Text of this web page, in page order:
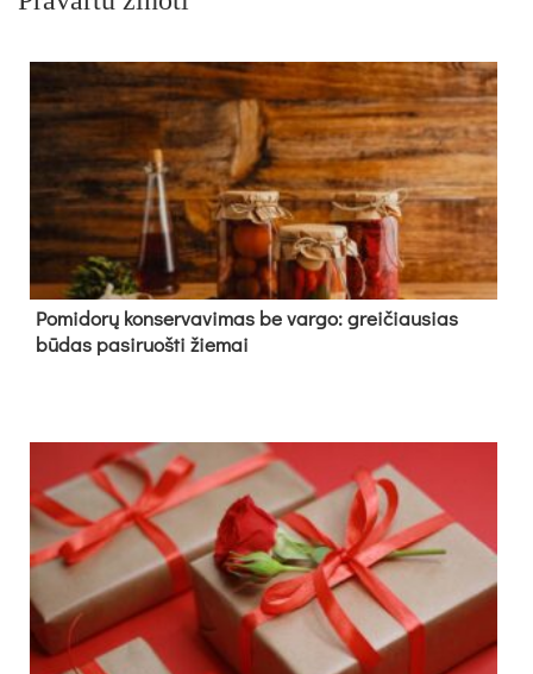
Pomidorų konservavimas be vargo: greičiausias
būdas pasiruošti žiemai